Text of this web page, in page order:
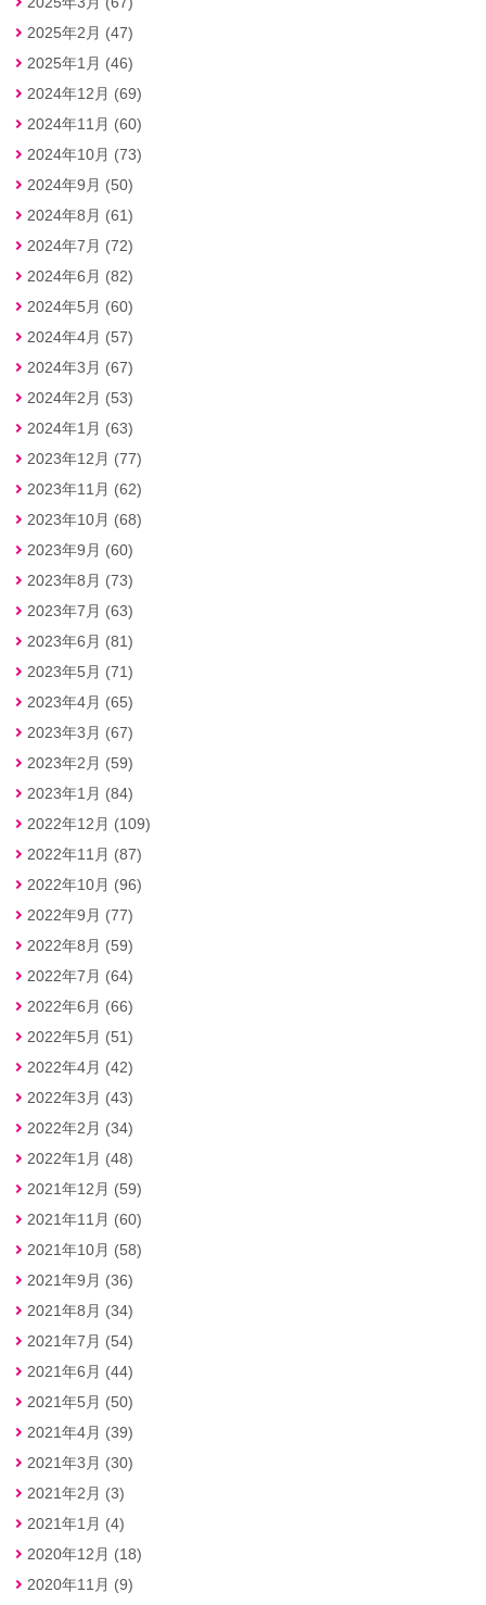
2025年2月 (47)
2025年1月 (46)
2024年12月 (69)
2024年11月 (60)
2024年10月 (73)
2024年9月 (50)
2024年8月 (61)
2024年7月 (72)
2024年6月 (82)
2024年5月 (60)
2024年4月 (57)
2024年3月 (67)
2024年2月 (53)
2024年1月 (63)
2023年12月 (77)
2023年11月 (62)
2023年10月 (68)
2023年9月 (60)
2023年8月 (73)
2023年7月 (63)
2023年6月 (81)
2023年5月 (71)
2023年4月 (65)
2023年3月 (67)
2023年2月 (59)
2023年1月 (84)
2022年12月 (109)
2022年11月 (87)
2022年10月 (96)
2022年9月 (77)
2022年8月 (59)
2022年7月 (64)
2022年6月 (66)
2022年5月 (51)
2022年4月 (42)
2022年3月 (43)
2022年2月 (34)
2022年1月 (48)
2021年12月 (59)
2021年11月 (60)
2021年10月 (58)
2021年9月 (36)
2021年8月 (34)
2021年7月 (54)
2021年6月 (44)
2021年5月 (50)
2021年4月 (39)
2021年3月 (30)
2021年2月 (3)
2021年1月 (4)
2020年12月 (18)
2020年11月 (9)